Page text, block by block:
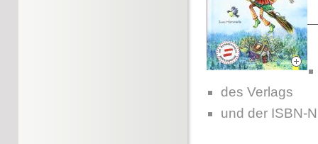
des Verlags
und der ISBN-